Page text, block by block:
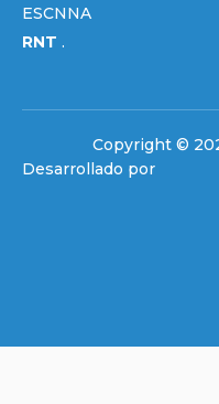
ESCNNA
RNT .
Copyright ©
Desarrollado por